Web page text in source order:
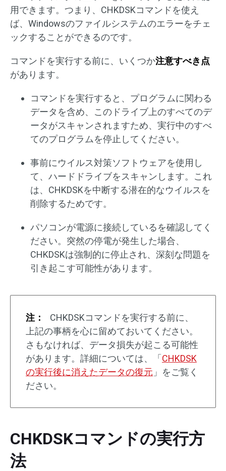
用できます。つまり、CHKDSKコマンドを使え
ば、Windowsのファイルシステムのエラーをチェ
ックすることができるのです。
コマンドを実行する前に、いくつか注意すべき点
があります。
コマンドを実行すると、プログラムに関わる
データを含め、このドライブ上のすべてのデ
ータがスキャンされますため、実行中のすべ
てのプログラムを停止してください。
事前にウイルス対策ソフトウェアを使用し
て、ハードドライブをスキャンします。これ
は、CHKDSKを中断する潜在的なウイルスを
削除するためです。
パソコンが電源に接続しているを確認してく
ださい。突然の停電が発生した場合、
CHKDSKは強制的に停止され、深刻な問題を
引き起こす可能性があります。
注：
CHKDSKコマンドを実行する前に、
上記の事柄を心に留めておいてください。
さもなければ、データ損失が起こる可能性
があります。詳細については、「 CHKDSK
の実行後に消えたデータの復元 」をご覧く
ださい。
CHKDSKコマンドの実行方
法